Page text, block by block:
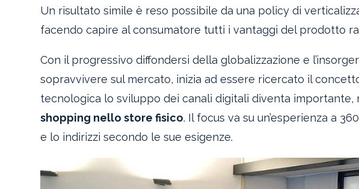
Un risultato simile è reso possibile da una policy di
facendo capire al consumatore tutti i vantaggi del prodotto
Con il progressivo diffondersi della globalizzazione e
sopravvivere sul mercato, inizia ad essere ricercato il
tecnologica lo sviluppo dei canali digitali diventa
shopping nello store fisico. Il focus va su un’esperienza a
e lo indirizzi secondo le sue esigenze.